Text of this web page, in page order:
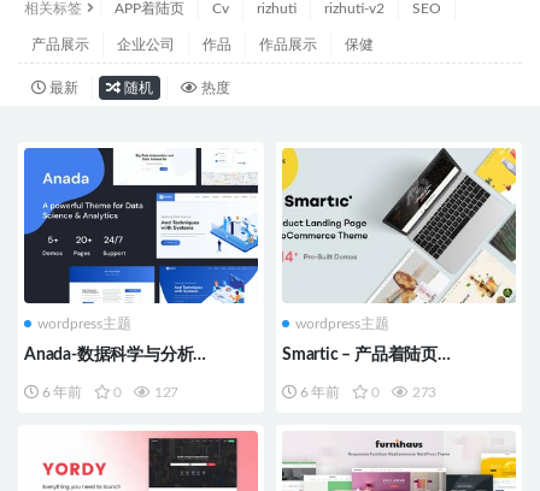
相关标签 APP着陆页 Cv rizhuti rizhuti-v2 SEO
产品展示 企业公司 作品 作品展示 保健
最新 随机 热度
wordpress主题
Anada-数据科学与分析
6 年前 0 127
wordpress主题
Smartic – 产品着陆页
6 年前 0 273